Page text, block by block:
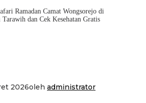
Ramadan Camat Wongsorejo di
dan Cek Kesehatan Gratis
2026oleh administrator